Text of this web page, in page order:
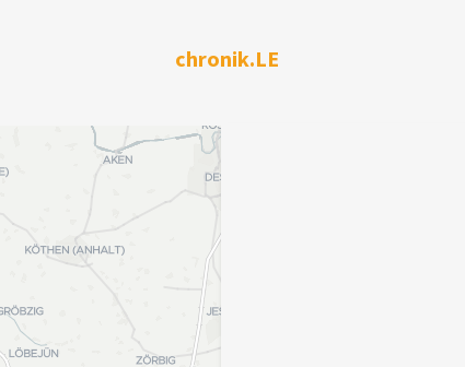
chronik.LE